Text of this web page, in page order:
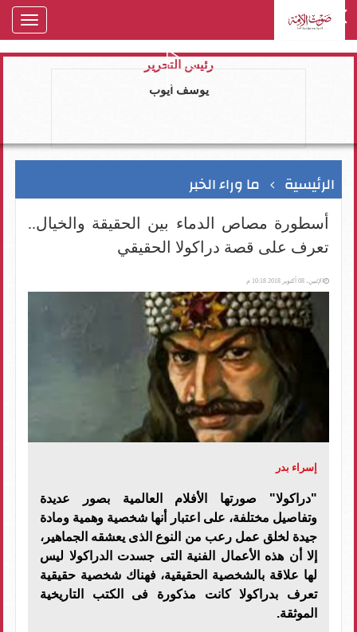
رئيس التحرير
يوسف ايوب
الرئيسية ما وراء الخبر
أسطورة مصاص الدماء بين الحقيقة والخيال..
تعرف على قصة دراكولا الحقيقي
الإثنين، 08 أكتوبر 2018 10:18 م
إسراء بدر
"دراكولا" صورتها الأفلام العالمية بصور عديدة
وتفاصيل مختلفة، على اعتبار أنها شخصية وهمية ومادة
جيدة لخلق عمل رعب من النوع الذى يعشقه الجماهير،
إلا أن هذه الأعمال الفنية التى جسدت الدراكولا ليس
لها علاقة بالشخصية الحقيقية، فهناك شخصية حقيقية
تعرف بدراكولا كانت مذكورة فى الكتب التاريخية
الموثقة.